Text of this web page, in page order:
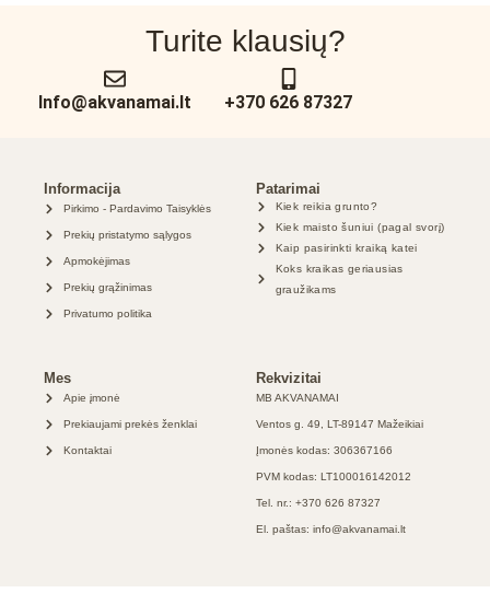
Turite klausių?
Info@akvanamai.lt +370 626 87327
Informacija
Pirkimo - Pardavimo Taisyklės
Prekių pristatymo sąlygos
Apmokėjimas
Prekių grąžinimas
Privatumo politika
Patarimai
Kiek reikia grunto?
Kiek maisto šuniui (pagal svorį)
Kaip pasirinkti kraiką katei
Koks kraikas geriausias
graužikams
Mes
Apie įmonė
Prekiaujami prekės ženklai
Kontaktai
Rekvizitai
MB AKVANAMAI
Ventos g. 49, LT-89147 Mažeikiai
Įmonės kodas: 306367166
PVM kodas: LT100016142012
Tel. nr.: +370 626 87327
El. paštas: info@akvanamai.lt